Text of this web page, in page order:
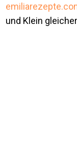
und Klein